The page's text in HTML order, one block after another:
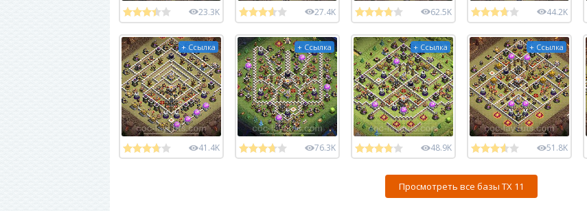
23.3K 27.4K 62.5K 44.2K
+ Ссылка
41.4K
+ Ссылка
76.3K
+ Ссылка
48.9K
+ Ссылка
51.8K
Просмотреть все базы ТХ 11